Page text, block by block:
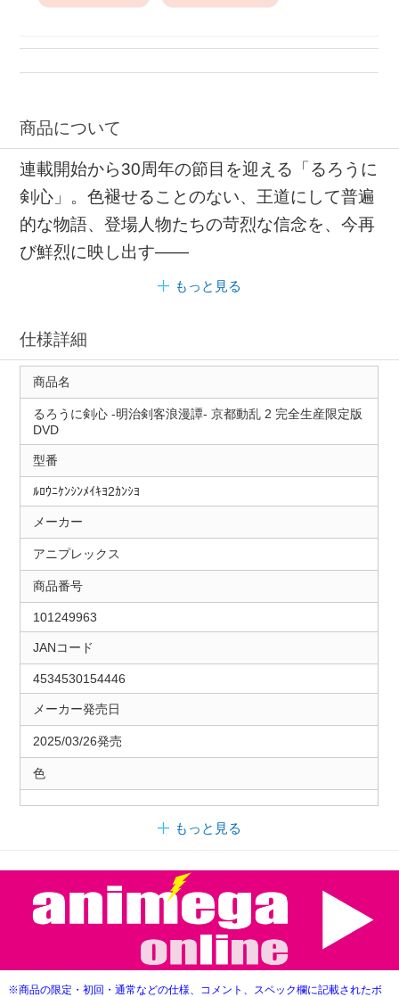
商品について
連載開始から30周年の節目を迎える「るろうに
剣心」。色褪せることのない、王道にして普遍
的な物語、登場人物たちの苛烈な信念を、今再
び鮮烈に映し出す――
もっと見る
仕様詳細
商品名
るろうに剣心 ‐明治剣客浪漫譚- 京都動乱 2 完全生産限定版
DVD
型番
ﾙﾛｳﾆｹﾝｼﾝﾒｲｷﾖ2ｶﾝｼﾖ
メーカー
アニプレックス
商品番号
101249963
JANコード
4534530154446
メーカー発売日
2025/03/26発売
色
もっと見る
※商品の限定・初回・通常などの仕様、コメント、スペック欄に記載されたボ